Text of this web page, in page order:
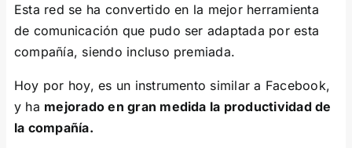
Esta red se ha convertido en la mejor herramienta
de comunicación que pudo ser adaptada por esta
compañía, siendo incluso premiada.
Hoy por hoy, es un instrumento similar a Facebook,
y ha mejorado en gran medida la productividad de
la compañía.